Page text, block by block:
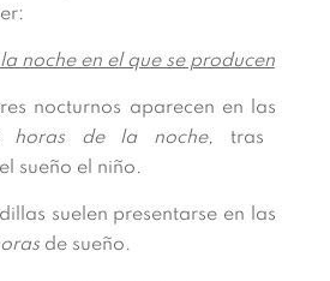
noche en el que se producen
nocturnos aparecen en las
horas de la noche, tras
sueño el niño.
suelen presentarse en las
de sueño.